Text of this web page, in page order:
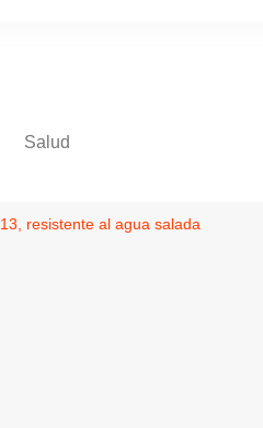
Salud
resistente al agua salada